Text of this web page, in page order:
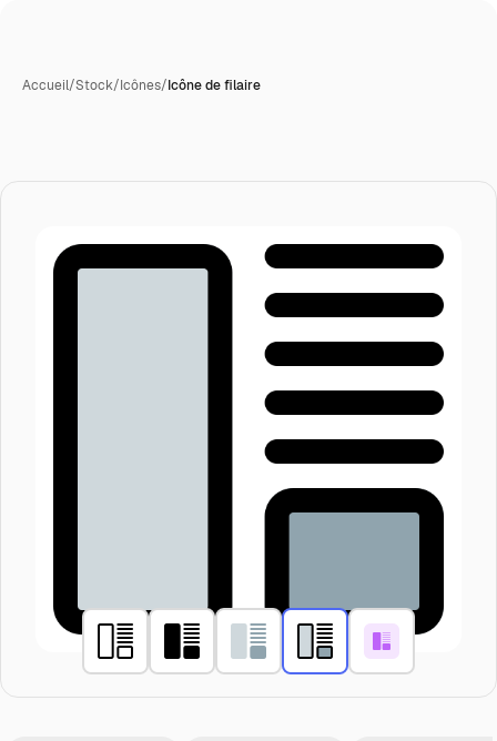
Accueil/Stock/Icônes/Icône de filaire